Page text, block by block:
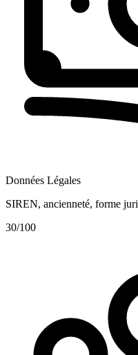
Données Légales
SIREN, ancienneté, forme
30/100